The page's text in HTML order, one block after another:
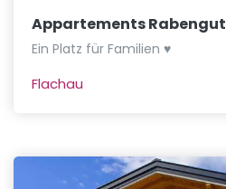
Appartements Rabengut
Ein Platz für Familien ♥
Flachau